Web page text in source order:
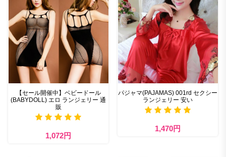
【セール開催中】ベビードール
(BABYDOLL) エロ ランジェリー 通
販
1,072円
パジャマ(PAJAMAS) 001rd セクシー
ランジェリー 安い
1,470円